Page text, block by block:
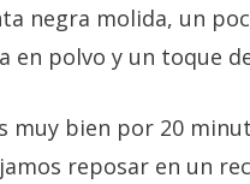
negra molida, un
en polvo y un toque
muy bien por 20
reposar en un